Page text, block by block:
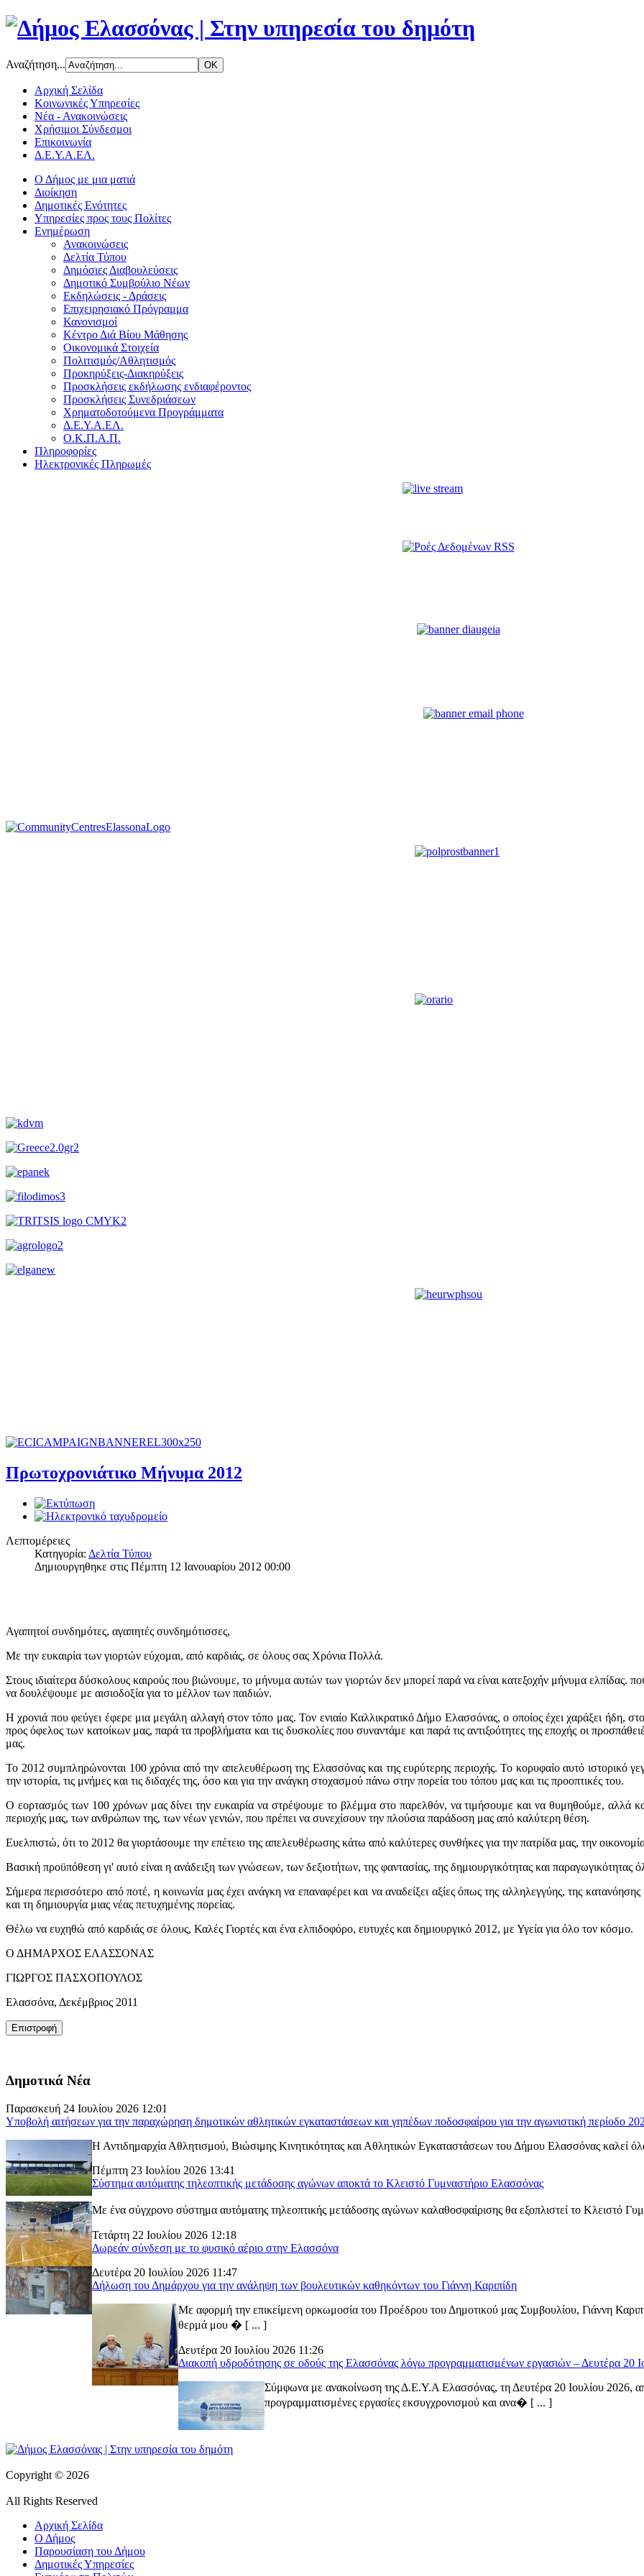
Αναζήτηση...
Αρχική Σελίδα
Κοινωνικές Υπηρεσίες
Νέα - Ανακοινώσεις
Χρήσιμοι Σύνδεσμοι
Επικοινωνία
Δ.Ε.Υ.Α.ΕΛ.
Ο Δήμος με μια ματιά
Διοίκηση
Δημοτικές Ενότητες
Υπηρεσίες προς τους Πολίτες
Ενημέρωση
Ανακοινώσεις
Δελτία Τύπου
Δημόσιες Διαβουλεύσεις
Δημοτικό Συμβούλιο Νέων
Εκδηλώσεις - Δράσεις
Επιχειρησιακό Πρόγραμμα
Κανονισμοί
Κέντρο Διά Βίου Μάθησης
Οικονομικά Στοιχεία
Πολιτισμός/Αθλητισμός
Προκηρύξεις-Διακηρύξεις
Προσκλήσεις εκδήλωσης ενδιαφέροντος
Προσκλήσεις Συνεδριάσεων
Χρηματοδοτούμενα Προγράμματα
Δ.Ε.Υ.Α.ΕΛ.
Ο.Κ.Π.Α.Π.
Πληροφορίες
Ηλεκτρονικές Πληρωμές
Πρωτοχρονιάτικο Μήνυμα 2012
Λεπτομέρειες
Κατηγορία: Δελτία Τύπου
Δημιουργηθηκε στις Πέμπτη 12 Ιανουαρίου 2012 00:00
Αγαπητοί συνδημότες, αγαπητές συνδημότισσες,
Με την ευκαιρία των γιορτών εύχομαι, από καρδιάς, σε όλους σας Χρόνια Πολλά.
Στους ιδιαίτερα δύσκολους καιρούς που βιώνουμε, το μήνυμα αυτών των γιορτών δεν μπορεί παρά να είναι κατεξοχήν μήνυμα ελπίδας.
να δουλέψουμε με αισιοδοξία για το μέλλον των παιδιών.
Η χρονιά που φεύγει έφερε μια μεγάλη αλλαγή στον τόπο μας. Τον ενιαίο Καλλικρατικό Δήμο Ελασσόνας, ο οποίος έχει χαράξει ήδη,
προς όφελος των κατοίκων μας, παρά τα προβλήματα και τις δυσκολίες που συναντάμε και παρά τις αντιξοότητες της εποχής οι
μας.
Το 2012 συμπληρώνονται 100 χρόνια από την απελευθέρωση της Ελασσόνας και της ευρύτερης περιοχής. Το κορυφαίο αυτό ιστορικό
την ιστορία, τις μνήμες και τις διδαχές της, όσο και για την ανάγκη στοχασμού πάνω στην πορεία του τόπου μας και τις προοπτικές του.
Ο εορτασμός των 100 χρόνων μας δίνει την ευκαιρία να στρέψουμε το βλέμμα στο παρελθόν, να τιμήσουμε και να θυμηθούμε, αλλά
περιοχής μας, των ανθρώπων της, των νέων γενιών, που πρέπει να συνεχίσουν την πλούσια παράδοση μας από καλύτερη θέση.
Ευελπιστώ, ότι το 2012 θα γιορτάσουμε την επέτειο της απελευθέρωσης κάτω από καλύτερες συνθήκες για την πατρίδα μας, την
Βασική προϋπόθεση γι' αυτό είναι η ανάδειξη των γνώσεων, των δεξιοτήτων, της φαντασίας, της δημιουργικότητας και
Σήμερα περισσότερο από ποτέ, η κοινωνία μας έχει ανάγκη να επαναφέρει και να αναδείξει αξίες όπως της αλληλεγγύης, της
και τη δημιουργία μιας νέας πετυχημένης πορείας.
Θέλω να ευχηθώ από καρδιάς σε όλους, Καλές Γιορτές και ένα ελπιδοφόρο, ευτυχές και δημιουργικό 2012, με Υγεία για όλο τον κόσμο.
Ο ΔΗΜΑΡΧΟΣ ΕΛΑΣΣΟΝΑΣ
ΓΙΩΡΓΟΣ ΠΑΣΧΟΠΟΥΛΟΣ
Ελασσόνα, Δεκέμβριος 2011
Δημοτικά Νέα
Παρασκευή 24 Ιουλίου 2026 12:01
Υποβολή αιτήσεων για την παραχώρηση δημοτικών αθλητικών εγκαταστάσεων και γηπέδων ποδοσφαίρου για την αγωνιστική περίοδο
Η Αντιδημαρχία Αθλητισμού, Βιώσιμης Κινητικότητας και Αθλητικών Εγκαταστάσεων του Δήμου Ελασσόνας καλεί
Πέμπτη 23 Ιουλίου 2026 13:41
Σύστημα αυτόματης τηλεοπτικής μετάδοσης αγώνων αποκτά το Κλειστό Γυμναστήριο Ελασσόνας
Με ένα σύγχρονο σύστημα αυτόματης τηλεοπτικής μετάδοσης αγώνων καλαθοσφαίρισης θα εξοπλιστεί το Κλειστό
Τετάρτη 22 Ιουλίου 2026 12:18
Δωρεάν σύνδεση με το φυσικό αέριο στην Ελασσόνα
Δευτέρα 20 Ιουλίου 2026 11:47
Δήλωση του Δημάρχου για την ανάληψη των βουλευτικών καθηκόντων του Γιάννη Καριπίδη
Με αφορμή την επικείμενη ορκωμοσία του Προέδρου του Δημοτικού μας Συμβουλίου, Γιάννη
θερμά μου � [ ... ]
Δευτέρα 20 Ιουλίου 2026 11:26
Διακοπή υδροδότησης σε οδούς της Ελασσόνας λόγω προγραμματισμένων εργασιών – Δευτέρα 20
Σύμφωνα με ανακοίνωση της Δ.Ε.Υ.Α Ελασσόνας, τη Δευτέρα 20 Ιουλίου 2026,
προγραμματισμένες εργασίες εκσυγχρονισμού και ανα� [ ... ]
Copyright © 2026
All Rights Reserved
Αρχική Σελίδα
Ο Δήμος
Παρουσίαση του Δήμου
Δημοτικές Υπηρεσίες